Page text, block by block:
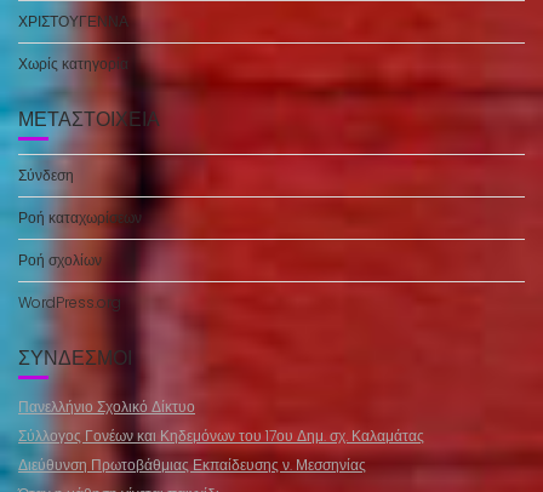
ΧΡΙΣΤΟΥΓΕΝΝΑ
Χωρίς κατηγορία
ΜΕΤΑΣΤΟΙΧΕΊΑ
Σύνδεση
Ροή καταχωρίσεων
Ροή σχολίων
WordPress.org
ΣΎΝΔΕΣΜΟΙ
Πανελλήνιο Σχολικό Δίκτυο
Σύλλογος Γονέων και Κηδεμόνων του 17ου Δημ. σχ. Καλαμάτας
Διεύθυνση Πρωτοβάθμιας Εκπαίδευσης ν. Μεσσηνίας